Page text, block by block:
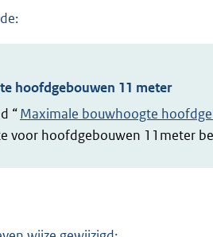
hoofdgebouwen 11 meter
“Maximale bouwhoogte
voor hoofdgebouwen 11meter